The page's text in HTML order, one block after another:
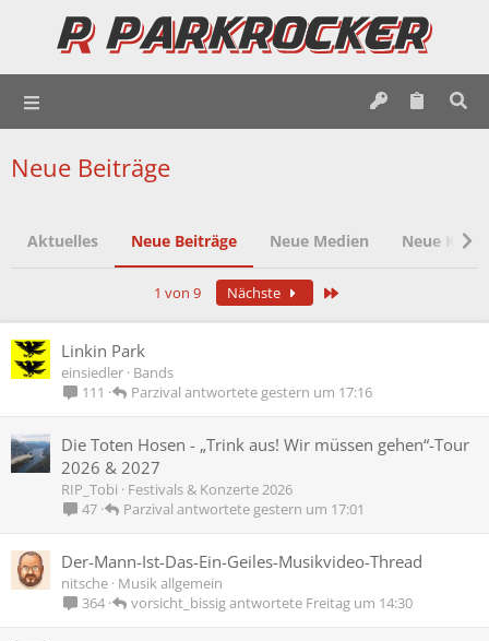
Neue Beiträge
Aktuelles Neue Beiträge Neue Medien Neue
1 von 9 Nächste
Linkin Park
einsiedler Bands
111
gestern um 17:16
Parzival
Die Toten Hosen - „Trink aus! Wir müssen gehen“-Tour
2026 & 2027
RIP_Tobi
Festivals & Konzerte 2026
47
gestern um 17:01
Parzival
Der-Mann-Ist-Das-Ein-Geiles-Musikvideo-Thread
nitsche Musik allgemein
364
Freitag um 14:30
vorsicht_bissig